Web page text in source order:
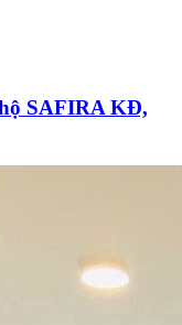
SAFIRA KĐ,